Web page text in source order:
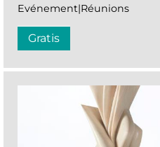
Evénement|Réunions
Gratis